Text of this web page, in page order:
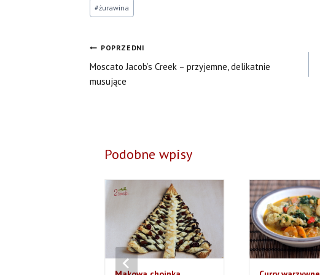
#żurawina
Nawigacja
wpisu
POPRZEDNI
Moscato Jacob’s Creek – przyjemne, delikatnie
musujące
Podobne wpisy